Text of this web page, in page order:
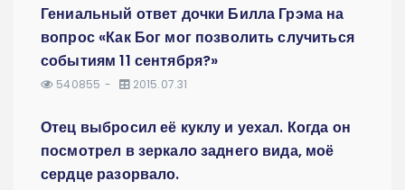
Гениальный ответ дочки Билла Грэма на
вопрос «Как Бог мог позволить случиться
событиям 11 сентября?»
540855 2015.07.31
Отец выбросил её куклу и уехал. Когда он
посмотрел в зеркало заднего вида, моё
сердце разорвало.